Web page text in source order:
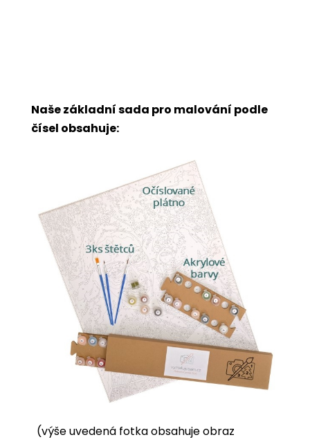
Naše základní sada pro malování podle
čísel obsahuje:
(výše uvedená fotka obsahuje obraz